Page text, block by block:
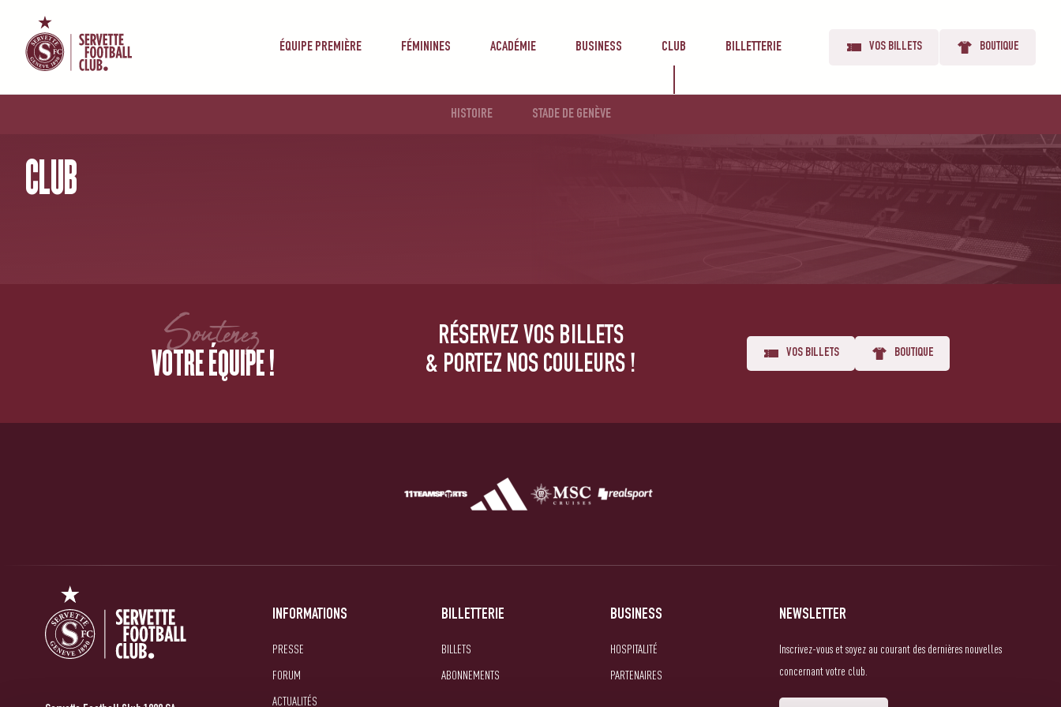
ÉQUIPE PREMIÈRE FÉMININES ACADÉMIE BUSINESS CLUB BILLETTERIE
HISTOIRE STADE DE GENÈVE
VOS BILLETS BOUTIQUE
CLUB
Soutenez
VOTRE ÉQUIPE !
RÉSERVEZ VOS BILLETS
& PORTEZ NOS COULEURS !
VOS BILLETS BOUTIQUE
INFORMATIONS
PRESSE
FORUM
ACTUALITÉS
BILLETTERIE
BILLETS
ABONNEMENTS
BUSINESS
HOSPITALITÉ
PARTENAIRES
NEWSLETTER
Inscrivez-vous et soyez au courant des dernières nouvelles
concernant votre club.